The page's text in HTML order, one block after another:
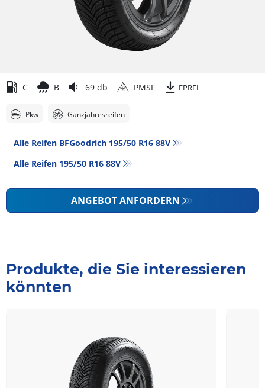
C B 69 db PMSF EPREL
Pkw Ganzjahresreifen
Alle Reifen BFGoodrich 195/50 R16 88V
Alle Reifen‎ 195/50 R16 88V
ANGEBOT ANFORDERN
Produkte, die Sie interessieren
könnten